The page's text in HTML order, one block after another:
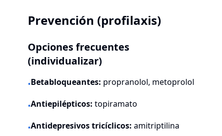
Prevención (profilaxis)
Opciones frecuentes
(individualizar)
•Betabloqueantes: propranolol, metoprolol
•Antiepilépticos: topiramato
•Antidepresivos tricíclicos: amitriptilina